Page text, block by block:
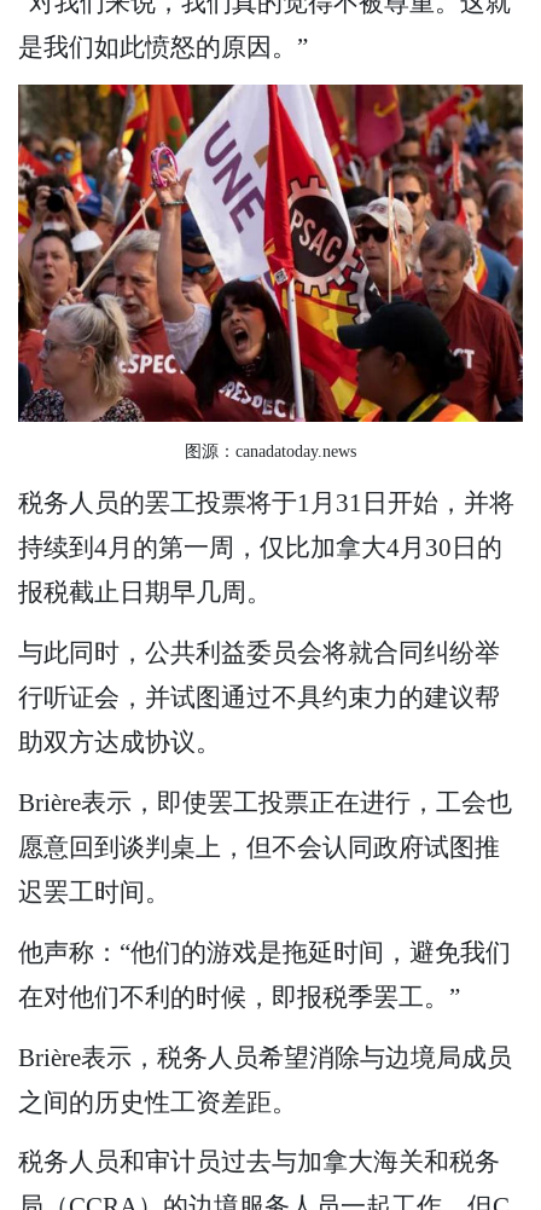
是我们如此愤怒的原因。”
图源：canadatoday.news
税务人员的罢工投票将于1月31日开始，并将
持续到4月的第一周，仅比加拿大4月30日的
报税截止日期早几周。
与此同时，公共利益委员会将就合同纠纷举
行听证会，并试图通过不具约束力的建议帮
助双方达成协议。
Brière表示，即使罢工投票正在进行，工会也
愿意回到谈判桌上，但不会认同政府试图推
迟罢工时间。
他声称：“他们的游戏是拖延时间，避免我们
在对他们不利的时候，即报税季罢工。”
Brière表示，税务人员希望消除与边境局成员
之间的历史性工资差距。
税务人员和审计员过去与加拿大海关和税务